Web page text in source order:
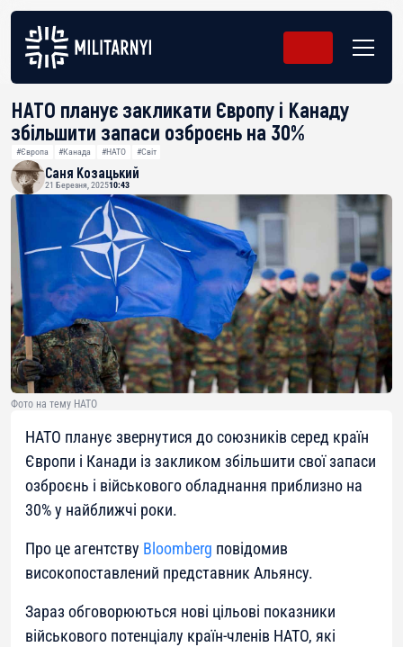
НАТО планує закликати Європу і Канаду
збільшити запаси озброєнь на 30%
#Європа #Канада #НАТО #Світ
Саня Козацький
21 Березня, 202510:43
Фото на тему НАТО
НАТО планує звернутися до союзників серед країн
Європи і Канади із закликом збільшити свої запаси
озброєнь і військового обладнання приблизно на
30% у найближчі роки.
Про це агентству Bloomberg повідомив
високопоставлений представник Альянсу.
Зараз обговорюються нові цільові показники
військового потенціалу країн-членів НАТО, які